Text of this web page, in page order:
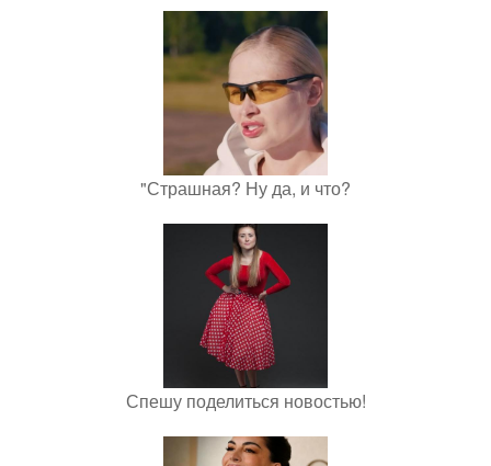
"Страшная? Ну да, и что?
Спешу поделиться новостью!